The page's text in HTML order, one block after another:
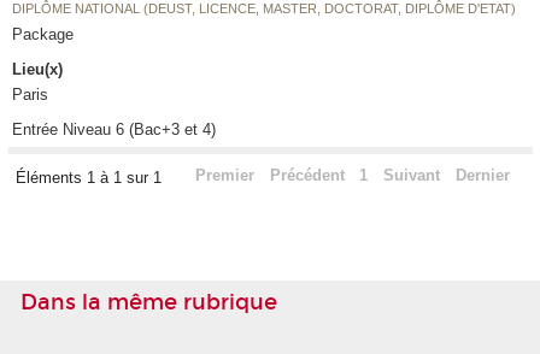
DIPLÔME NATIONAL (DEUST, LICENCE, MASTER, DOCTORAT, DIPLÔME D'ETAT)
Package
Lieu(x)
Paris
Entrée Niveau 6 (Bac+3 et 4)
Éléments 1 à 1 sur 1 Premier Précédent 1 Suivant Dernier
Dans la même rubrique